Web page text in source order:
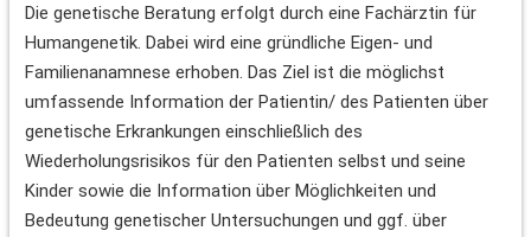
Die genetische Beratung erfolgt durch eine Fachärztin für
Humangenetik. Dabei wird eine gründliche Eigen- und
Familienanamnese erhoben. Das Ziel ist die möglichst
umfassende Information der Patientin/ des Patienten über
genetische Erkrankungen einschließlich des
Wiederholungsrisikos für den Patienten selbst und seine
Kinder sowie die Information über Möglichkeiten und
Bedeutung genetischer Untersuchungen und ggf. über